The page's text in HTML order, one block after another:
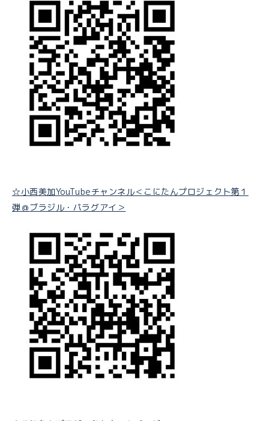
☆小西美加YouTubeチャンネル＜こにたんプロジェクト第１
弾＠ブラジル・パラグアイ＞